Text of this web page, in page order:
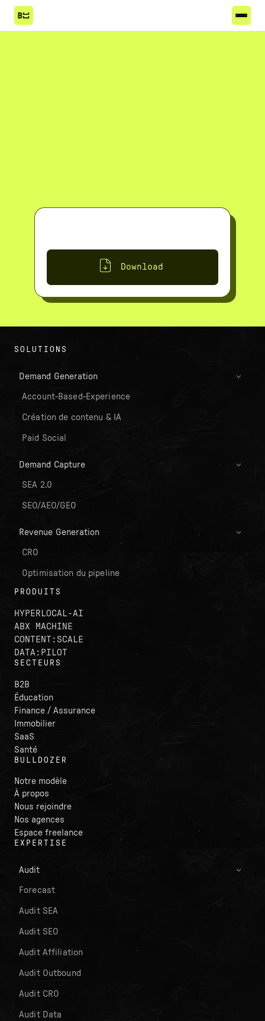
Download
SOLUTIONS
Demand Generation
Account-Based-Experience
Création de contenu & IA
Paid Social
Demand Capture
SEA 2.0
SEO/AEO/GEO
Revenue Generation
CRO
Optimisation du pipeline
PRODUITS
HYPERLOCAL-AI
ABX MACHINE
CONTENT:SCALE
DATA:PILOT
SECTEURS
B2B
Éducation
Finance / Assurance
Immobilier
SaaS
Santé
BULLDOZER
Notre modèle
À propos
Nous rejoindre
Nos agences
Espace freelance
EXPERTISE
Audit
Forecast
Audit SEA
Audit SEO
Audit Affiliation
Audit Outbound
Audit CRO
Audit Data